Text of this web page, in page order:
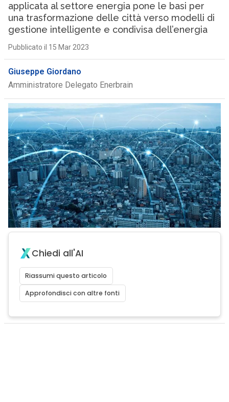
applicata al settore energia pone le basi per
una trasformazione delle città verso modelli di
gestione intelligente e condivisa dell’energia
Pubblicato il 15 Mar 2023
Giuseppe Giordano
Amministratore Delegato Enerbrain
Chiedi all'AI
Riassumi questo articolo
Approfondisci con altre fonti